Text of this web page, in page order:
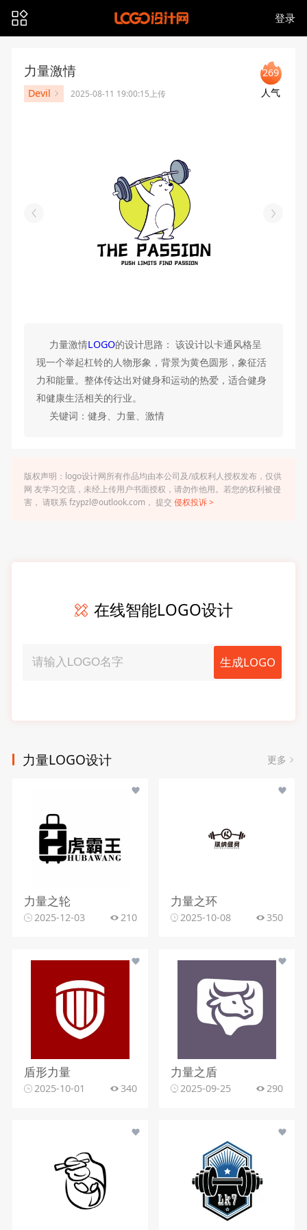
登录
力量激情
Devil 2025-08-11 19:00:15上传
269
人气
力量激情LOGO的设计思路： 该设计以卡通风格呈
现一个举起杠铃的人物形象，背景为黄色圆形，象征活
力和能量。整体传达出对健身和运动的热爱，适合健身
和健康生活相关的行业。
关键词：健身、力量、激情
版权声明：logo设计网所有作品均由本公司及/或权利人授权发布，仅供
网 友学习交流，未经上传用户书面授权，请勿作他用。若您的权利被侵
害， 请联系 fzypzl@outlook.com， 提交 侵权投诉 >
在线智能LOGO设计
生成LOGO
力量LOGO设计 更多
力量之轮
2025-12-03 210
力量之环
2025-10-08 350
盾形力量
2025-10-01 340
力量之盾
2025-09-25 290